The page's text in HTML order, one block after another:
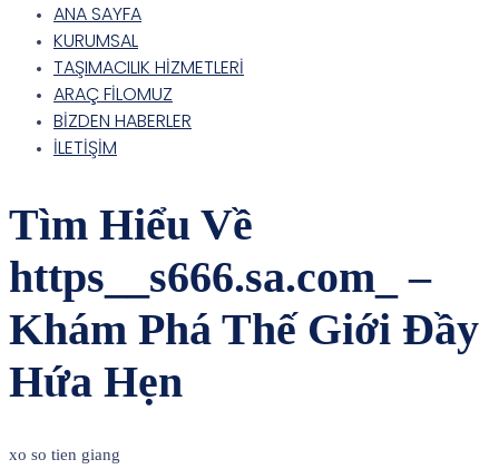
ANA SAYFA
KURUMSAL
TAŞIMACILIK HİZMETLERİ
ARAÇ FİLOMUZ
BİZDEN HABERLER
İLETİŞİM
Tìm Hiểu Về
https__s666.sa.com_ –
Khám Phá Thế Giới Đầy
Hứa Hẹn
xo so tien giang